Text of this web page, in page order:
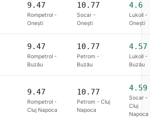
9.47
Rompetrol -
Onești
10.77
Socar -
Onești
4.6
Lukoil -
Onești
9.47
Rompetrol -
Buzău
10.77
Petrom -
Buzău
4.57
Lukoil -
Buzău
9.47
Rompetrol -
Cluj Napoca
10.77
Petrom - Cluj
Napoca
4.59
Socar -
Cluj
Napoca